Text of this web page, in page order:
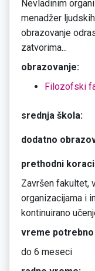
Nevladinim
menadžer
obrazovanje
zatvorima...
obrazovanje:
Filozofski
srednja škola:
dodatno
prethodni
Završen fakultet,
organizacijama i
kontinuirano
vreme
do 6 meseci